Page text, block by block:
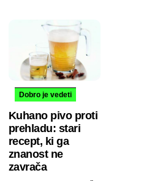
Dobro je vedeti
Kuhano pivo proti
prehladu: stari
recept, ki ga
znanost ne
zavrača